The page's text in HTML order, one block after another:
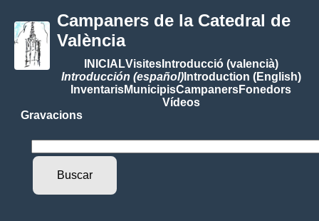
Campaners de la Catedral de
València
INICIALVisitesIntroducció (valencià)
Introducción (español)Introduction (English)
InventarisMunicipisCampanersFonedors
Vídeos
Gravacions